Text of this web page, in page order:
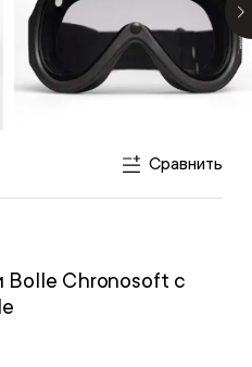
Сравнить
Bolle Chronosoft с